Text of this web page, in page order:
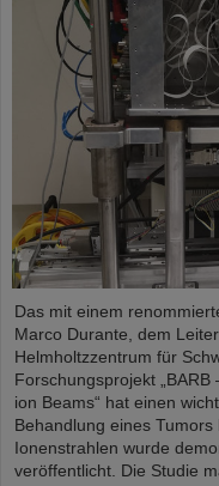
Das mit einem
Marco Durante, dem
Helmholtzzentrum für
Forschungsprojekt
ion Beams“ hat einen
Behandlung eines
Ionenstrahlen wurde
veröffentlicht. Die Studie